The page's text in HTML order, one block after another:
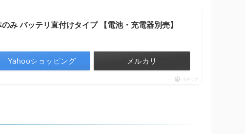
み バッテリ直付けタイプ 【電池・充電器別売】
Yahooショッピング メルカリ
ポチップ